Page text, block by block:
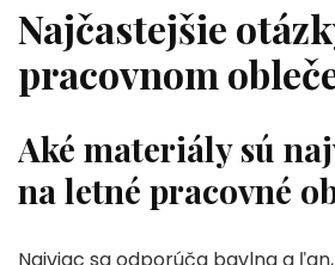
Najčastejšie
pracovnom
Aké materiály sú
na letné pracovné